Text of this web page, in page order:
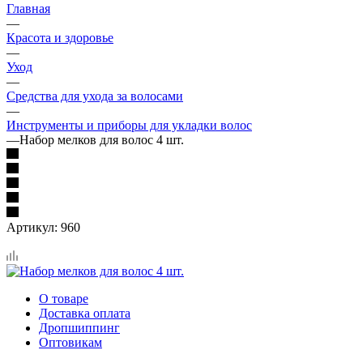
Главная
—
Красота и здоровье
—
Уход
—
Средства для ухода за волосами
—
Инструменты и приборы для укладки волос
—Набор мелков для волос 4 шт.
Артикул: 960
О товаре
Доставка оплата
Дропшиппинг
Оптовикам